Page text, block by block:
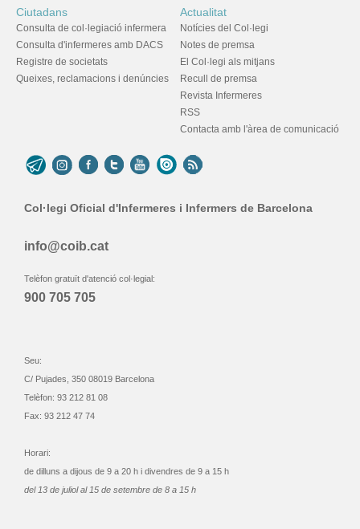
Ciutadans
Consulta de col·legiació infermera
Consulta d'infermeres amb DACS
Registre de societats
Queixes, reclamacions i denúncies
Actualitat
Notícies del Col·legi
Notes de premsa
El Col·legi als mitjans
Recull de premsa
Revista Infermeres
RSS
Contacta amb l'àrea de comunicació
Col·legi Oficial d'Infermeres i Infermers de Barcelona
info@coib.cat
Telèfon gratuït d'atenció col·legial:
900 705 705
Seu:
C/ Pujades, 350 08019 Barcelona
Telèfon: 93 212 81 08
Fax: 93 212 47 74
Horari:
de dilluns a dijous de 9 a 20 h i divendres de 9 a 15 h
del 13 de juliol al 15 de setembre de 8 a 15 h